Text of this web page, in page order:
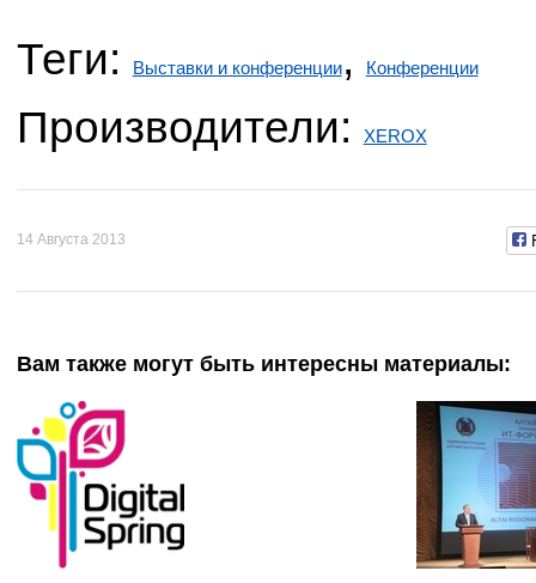
Теги:
Выставки и конференции, Конференции
Производители: XEROX
14 Августа 2013
Вам также могут быть интересны материалы: